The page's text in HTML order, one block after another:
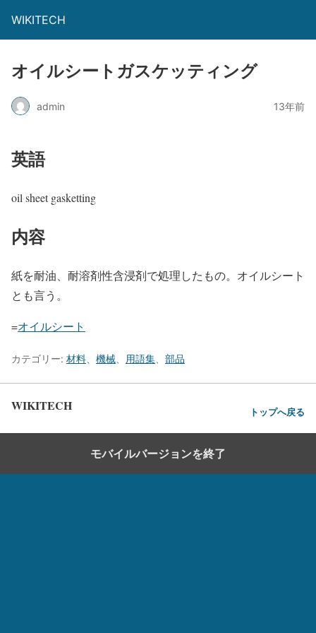
WIKITECH
オイルシートガスケッティング
admin 13年前
英語
oil sheet gasketting
内容
紙を耐油、耐溶剤性含浸剤で処理したもの。オイルシート
とも言う。
=オイルシート
カテゴリー: 材料 機械 用語集 部品
WIKITECH トップへ戻る
モバイルバージョンを終了